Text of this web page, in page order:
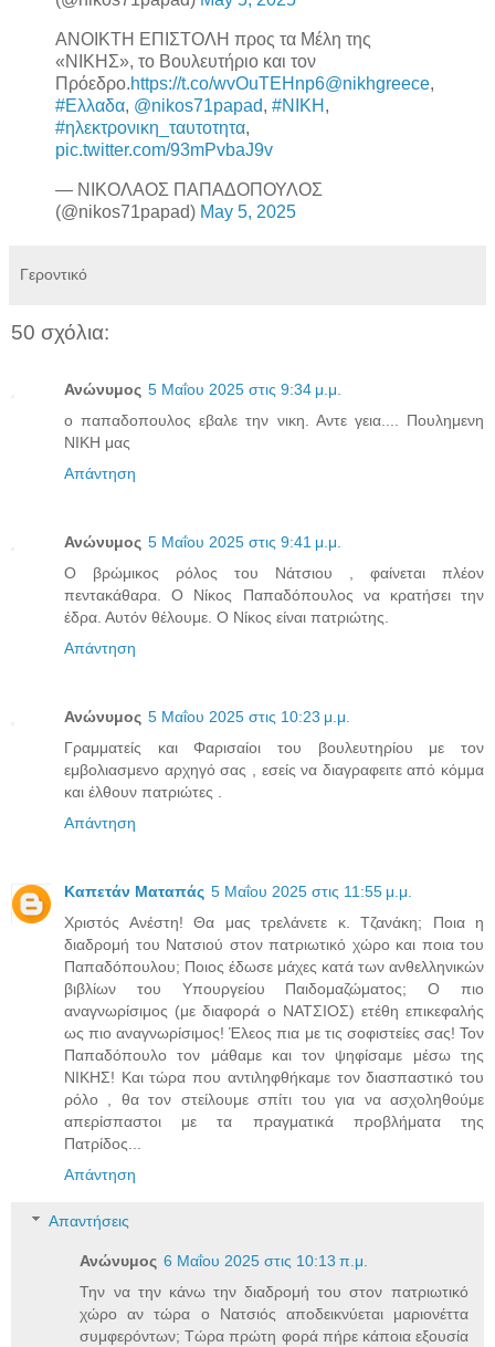
ΑΝΟΙΚΤΗ ΕΠΙΣΤΟΛΗ προς τα Μέλη της
«ΝΙΚΗΣ», το Βουλευτήριο και τον
Πρόεδρο.https://t.co/wvOuTEHnp6@nikhgreece,
#Ελλαδα, @nikos71papad, #ΝΙΚΗ ,
#ηλεκτρονικη_ταυτοτητα,
pic.twitter.com/93mPvbaJ9v
— ΝΙΚΟΛΑΟΣ ΠΑΠΑΔΟΠΟΥΛΟΣ
(@nikos71papad) May 5, 2025
Γεροντικό
50 σχόλια:
Ανώνυμος 5 Μαΐου 2025 στις 9:34 μ.μ.
ο παπαδοπουλος εβαλε την νικη. Αντε γεια.... Πουλημενη
ΝΙΚΗ μας
Απάντηση
Ανώνυμος 5 Μαΐου 2025 στις 9:41 μ.μ.
Ο βρώμικος ρόλος του Νάτσιου , φαίνεται πλέον
πεντακάθαρα. Ο Νίκος Παπαδόπουλος να κρατήσει την
έδρα. Αυτόν θέλουμε. Ο Νίκος είναι πατριώτης.
Απάντηση
Ανώνυμος 5 Μαΐου 2025 στις 10:23 μ.μ.
Γραμματείς και Φαρισαίοι του βουλευτηρίου με τον
εμβολιασμενο αρχηγό σας , εσείς να διαγραφειτε από κόμμα
και έλθουν πατριώτες .
Απάντηση
Καπετάν Ματαπάς 5 Μαΐου 2025 στις 11:55 μ.μ.
Χριστός Ανέστη! Θα μας τρελάνετε κ. Τζανάκη; Ποια η
διαδρομή του Νατσιού στον πατριωτικό χώρο και ποια του
Παπαδόπουλου; Ποιος έδωσε μάχες κατά των ανθελληνικών
βιβλίων του Υπουργείου Παιδομαζώματος; Ο πιο
αναγνωρίσιμος (με διαφορά ο ΝΑΤΣΙΟΣ) ετέθη επικεφαλής
ως πιο αναγνωρίσιμος! Έλεος πια με τις σοφιστείες σας! Τον
Παπαδόπουλο τον μάθαμε και τον ψηφίσαμε μέσω της
ΝΙΚΗΣ! Και τώρα που αντιληφθήκαμε τον διασπαστικό του
ρόλο , θα τον στείλουμε σπίτι του για να ασχοληθούμε
απερίσπαστοι με τα πραγματικά προβλήματα της
Πατρίδος...
Απάντηση
Απαντήσεις
Ανώνυμος 6 Μαΐου 2025 στις 10:13 π.μ.
Την να την κάνω την διαδρομή του στον πατριωτικό
χώρο αν τώρα ο Νατσιός αποδεικνύεται μαριονέττα
συμφερόντων; Τώρα πρώτη φορά πήρε κάποια εξουσία